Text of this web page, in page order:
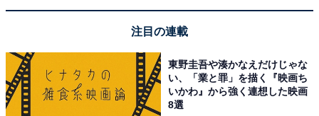
サムネ（サムネイル）
一般的には、視認性を高めるために縮小させた画像見本
のこと。また、若い世代の間では「SNSのプロフィール
画像」をサムネと呼ぶ人も増えているようです。
注目の連載
東野圭吾や湊かなえだけじゃな
い、「業と罪」を描く『映画ち
いかわ』から強く連想した映画
8選